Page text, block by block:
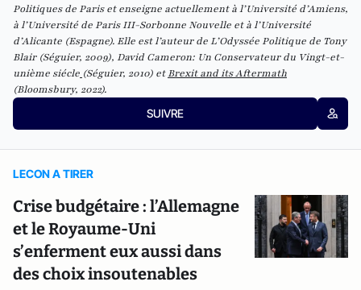
Politiques de Paris et enseigne actuellement à l’Université d’Amiens,
à l’Université de Paris III-Sorbonne Nouvelle et à l’Université
d’Alicante (Espagne). Elle est l’auteur deL’Odyssée Politique de Tony
Blair(Séguier, 2009), David Cameron: Un Conservateur du Vingt-et-
unième siécle (Séguier, 2010) etBrexit and its Aftermath
(Bloomsbury, 2022).
SUIVRE
LECON A TIRER
Crise budgétaire : l’Allemagne
et le Royaume-Uni
s’enferment eux aussi dans
des choix insoutenables